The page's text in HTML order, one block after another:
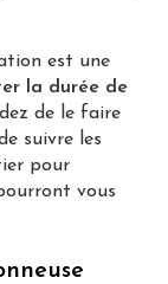
est une
la durée de
de le faire
suivre les
pour
vous